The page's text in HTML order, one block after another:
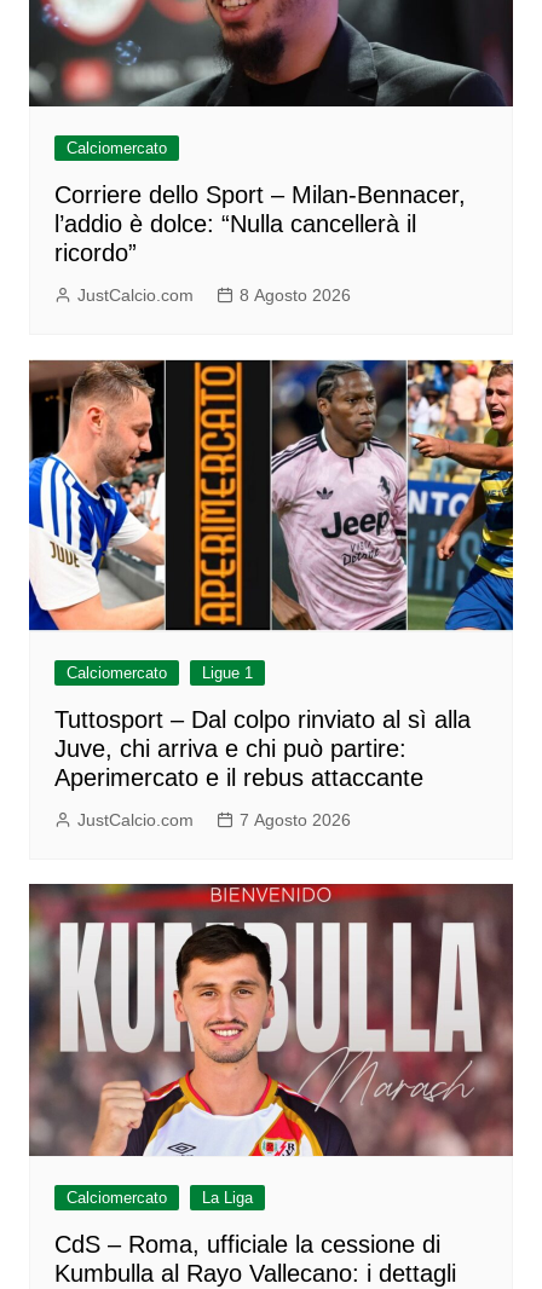
Calciomercato
Corriere dello Sport – Milan-Bennacer,
l’addio è dolce: “Nulla cancellerà il
ricordo”
JustCalcio.com 8 Agosto 2026
Calciomercato Ligue 1
Tuttosport – Dal colpo rinviato al sì alla
Juve, chi arriva e chi può partire:
Aperimercato e il rebus attaccante
JustCalcio.com 7 Agosto 2026
Calciomercato La Liga
CdS – Roma, ufficiale la cessione di
Kumbulla al Rayo Vallecano: i dettagli